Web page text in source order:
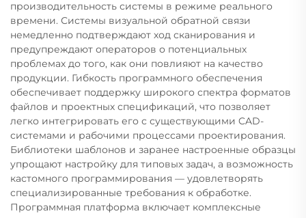
производительность системы в режиме реального
времени. Системы визуальной обратной связи
немедленно подтверждают ход сканирования и
предупреждают операторов о потенциальных
проблемах до того, как они повлияют на качество
продукции. Гибкость программного обеспечения
обеспечивает поддержку широкого спектра форматов
файлов и проектных спецификаций, что позволяет
легко интегрировать его с существующими CAD-
системами и рабочими процессами проектирования.
Библиотеки шаблонов и заранее настроенные образцы
упрощают настройку для типовых задач, а возможность
кастомного программирования — удовлетворять
специализированные требования к обработке.
Программная платформа включает комплексные